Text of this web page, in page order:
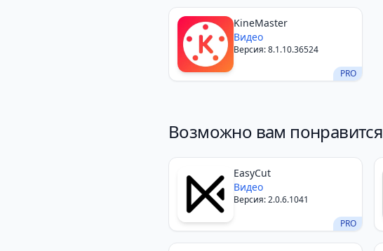
PRO
KineMaster
Видео
Версия: 8.1.10.36524
Возможно вам понравится
PRO
EasyCut
Видео
Версия: 2.0.6.1041